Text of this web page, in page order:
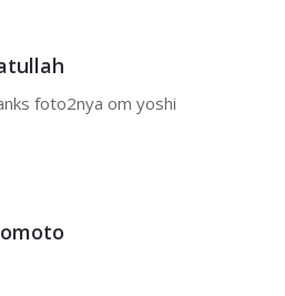
foto2nya om yoshi